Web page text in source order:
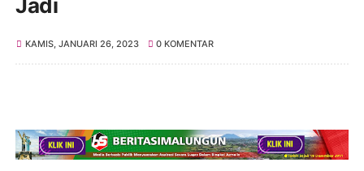
KAMIS, JANUARI 26, 2023 0 KOMENTAR